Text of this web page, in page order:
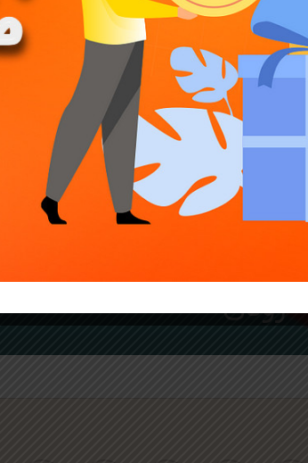
اخبار ارز دیجیتال
چرخه چهار ساله بیت کوین
زودی